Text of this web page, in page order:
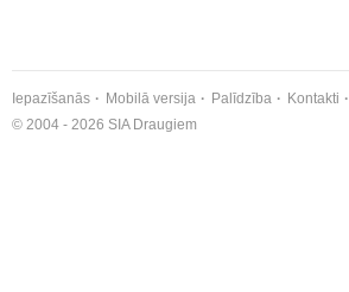
Iepazīšanās Mobilā versija Palīdzība Kontakti
© 2004 - 2026 SIA Draugiem